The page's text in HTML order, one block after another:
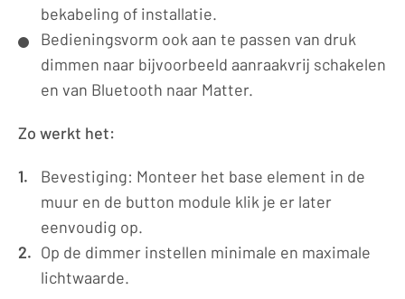
bekabeling of installatie.
Bedieningsvorm ook aan te passen van druk
dimmen naar bijvoorbeeld aanraakvrij schakelen
en van Bluetooth naar Matter.
Zo werkt het:
Bevestiging: Monteer het base element in de
muur en de button module klik je er later
eenvoudig op.
Op de dimmer instellen minimale en maximale
lichtwaarde.